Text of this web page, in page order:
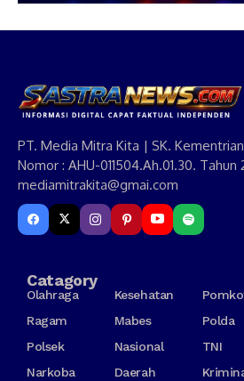
PT. Media Mitra Kita | SK.
Nomor : AHU-011504.Ah.01.30. Tahun
mediamitrakita@gmai.com
Catagory
Olahraga Kesehatan
Ragam
Mabes Polda
Polsek
Nasional TNI
Narkoba
Daerah